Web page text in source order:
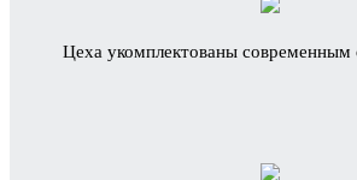
Цеха укомплектованы современным